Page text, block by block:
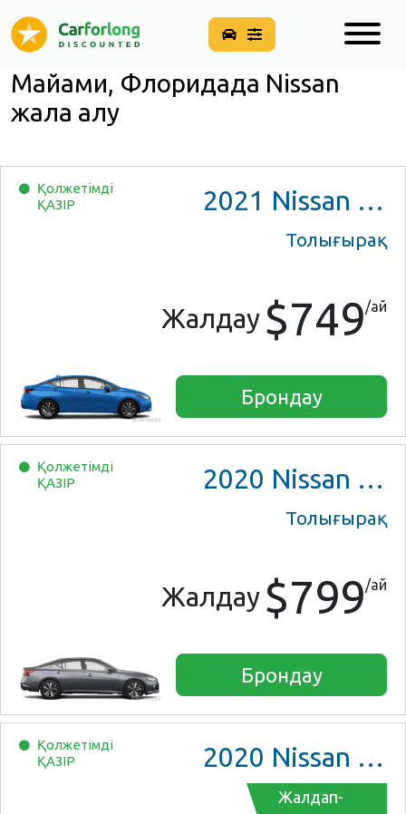
Майами, Флоридада Nissan
жалға алу
Қолжетімді
ҚАЗІР
2021 Nissan Versa SV
Толығырақ
Жалдау $749/ай
Брондау
Қолжетімді
ҚАЗІР
2020 Nissan Altima
Толығырақ
Жалдау $799/ай
Брондау
Қолжетімді
ҚАЗІР
2020 Nissan Altima
Жалдап-